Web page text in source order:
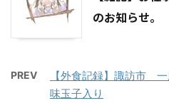
のお知らせ。
PREV
【外食記録】諏訪市
味玉子入り